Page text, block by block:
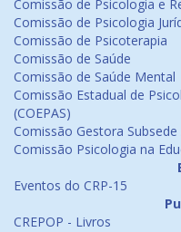
Comissão de Psicologia e
Comissão de Psicologia
Comissão de Psicoterapia
Comissão de Saúde
Comissão de Saúde Mental
Comissão Estadual de
(COEPAS)
Comissão Gestora Subsede
Comissão Psicologia na
Eventos do CRP-15
CREPOP - Livros